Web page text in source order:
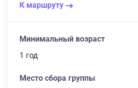
К маршруту
Минимальный возраст
1 год
Место сбора группы